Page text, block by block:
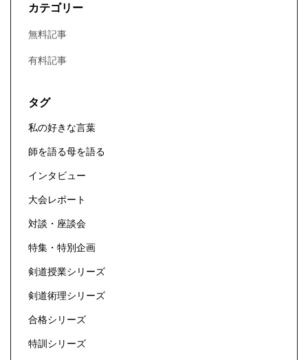
カテゴリー
無料記事
有料記事
タグ
私の好きな言葉
師を語る母を語る
インタビュー
大会レポート
対談・座談会
特集・特別企画
剣道授業シリーズ
剣道術理シリーズ
合格シリーズ
特訓シリーズ